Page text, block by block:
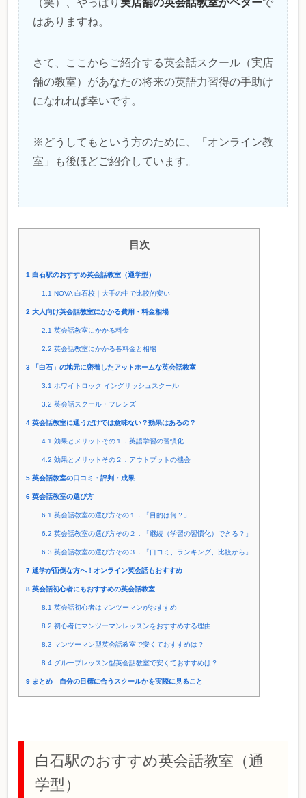
（笑）、やっぱり
で
はありますね。
さて、ここからご紹介する英会話スクール（実店
舗の教室）があなたの将来の英語力習得の手助け
になれれば幸いです。
※どうしてもという方のために、「オンライン教
室」も後ほどご紹介しています。
目次
1 白石駅のおすすめ英会話教室（通学型）
1.1 NOVA 白石校｜大手の中で比較的安い
2 大人向け英会話教室にかかる費用・料金相場
2.1 英会話教室にかかる料金
2.2 英会話教室にかかる各料金と相場
3 「白石」の地元に密着したアットホームな英会話教室
3.1 ホワイトロック イングリッシュスクール
3.2 英会話スクール・フレンズ
4 英会話教室に通うだけでは意味ない？効果はあるの？
4.1 効果とメリットその１．英語学習の習慣化
4.2 効果とメリットその２．アウトプットの機会
5 英会話教室の口コミ・評判・成果
6 英会話教室の選び方
6.1 英会話教室の選び方その１．「目的は何？」
6.2 英会話教室の選び方その２．「継続（学習の習慣化）できる？」
6.3 英会話教室の選び方その３．「口コミ、ランキング、比較から」
7 通学が面倒な方へ！オンライン英会話もおすすめ
8 英会話初心者にもおすすめの英会話教室
8.1 英会話初心者はマンツーマンがおすすめ
8.2 初心者にマンツーマンレッスンをおすすめする理由
8.3 マンツーマン型英会話教室で安くておすすめは？
8.4グループレッスン型英会話教室で安くておすすめは？
9 まとめ 自分の目標に合うスクールかを実際に見ること
白石駅のおすすめ英会話教室（通
学型）